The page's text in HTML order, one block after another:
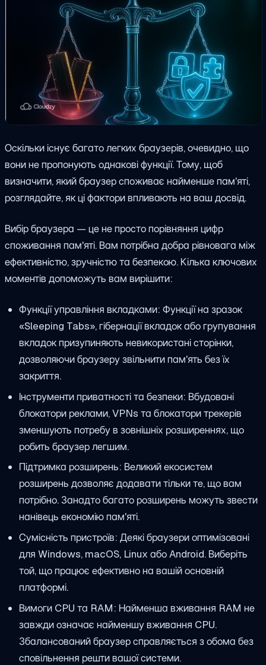
Оскільки існує багато легких браузерів, очевидно, що
вони не пропонують однакові функції. Тому, щоб
визначити, який браузер споживає найменше пам'яті,
розглядайте, як ці фактори впливають на ваш досвід.
Вибір браузера — це не просто порівняння цифр
споживання пам'яті. Вам потрібна добра рівновага між
ефективністю, зручністю та безпекою. Кілька ключових
моментів допоможуть вам вирішити:
Функції управління вкладками: Функції на зразок
«Sleeping Tabs», гібернації вкладок або групування
вкладок призупиняють невикористані сторінки,
дозволяючи браузеру звільнити пам'ять без їх
закриття.
Інструменти приватності та безпеки: Вбудовані
блокатори реклами, VPNs та блокатори трекерів
зменшують потребу в зовнішніх розширеннях, що
робить браузер легшим.
Підтримка розширень: Великий екосистем
розширень дозволяє додавати тільки те, що вам
потрібно. Занадто багато розширень можуть звести
нанівець економію пам'яті.
Сумісність пристроїв: Деякі браузери оптимізовані
для Windows, macOS, Linux або Android. Виберіть
той, що працює ефективно на вашій основній
платформі.
Вимоги CPU та RAM: Найменша вживання RAM не
завжди означає найменшу вживання CPU.
Збалансований браузер справляється з обома без
сповільнення решти вашої системи.